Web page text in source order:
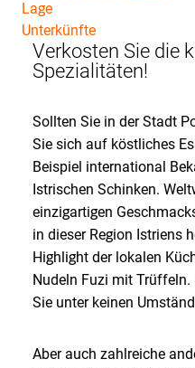
Lage
Unterkünfte
Verkosten Sie die
Spezialitäten!
Sollten Sie in der Stadt
Sie sich auf köstliches
Beispiel international
Istrischen Schinken.
einzigartigen
in dieser Region Istriens
Highlight der lokalen
Nudeln Fuzi mit Trüffeln.
Sie unter keinen
Aber auch zahlreiche